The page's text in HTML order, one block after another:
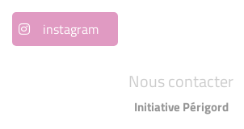
Nous contacter
Initiative Périgord
instagram